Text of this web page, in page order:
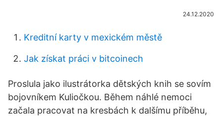
24.12.2020
Kreditní karty v mexickém městě
Jak získat práci v bitcoinech
Proslula jako ilustrátorka dětských knih se sovím
bojovníkem Kuliočkou. Během náhlé nemoci
začala pracovat na kresbách k dalšímu příběhu,